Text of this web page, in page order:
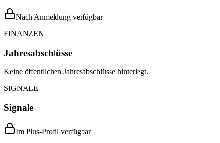
Nach Anmeldung verfügbar
FINANZEN
Jahresabschlüsse
Keine öffentlichen Jahresabschlüsse hinterlegt.
SIGNALE
Signale
Im Plus-Profil verfügbar